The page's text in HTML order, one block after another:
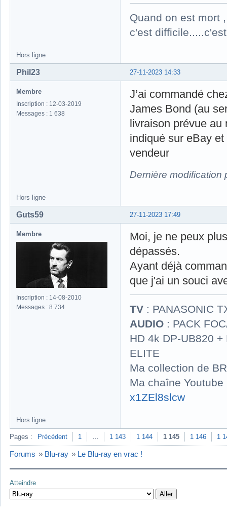
Quand on est mort
c'est
Hors ligne
27-11-2023 14:33
Phil23
Membre
Inscription : 12-03-2019
Messages : 1 638
J’ai commandé
James Bond (au
livraison prévue au
indiqué sur eBay
vendeur
Dernière modification
Hors ligne
27-11-2023 17:49
Guts59
Membre
Inscription : 14-08-2010
Messages : 8 734
Moi, je ne peux
dépassés.
Ayant déjà
que j'ai un souci
TV : PANASONIC
AUDIO : PACK
HD 4k DP-UB820
ELITE
Ma collection de
Ma chaîne
x1ZEl8slcw
Hors ligne
Pages : Précédent 1 1 143 1 144 1 145 1 146 1
Forums » Blu-ray » Le Blu-ray en vrac !
Atteindre